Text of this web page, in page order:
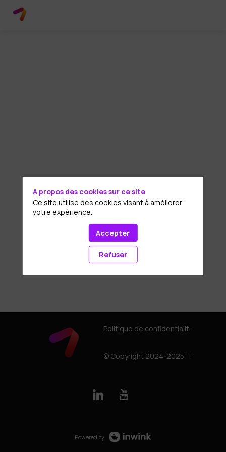
Politique de confidentialité
© Copyright 2024-2025. Tous
Powered by
A propos des cookies sur ce site
Ce site utilise des cookies visant à améliorer
votre expérience.
Accepter
Refuser